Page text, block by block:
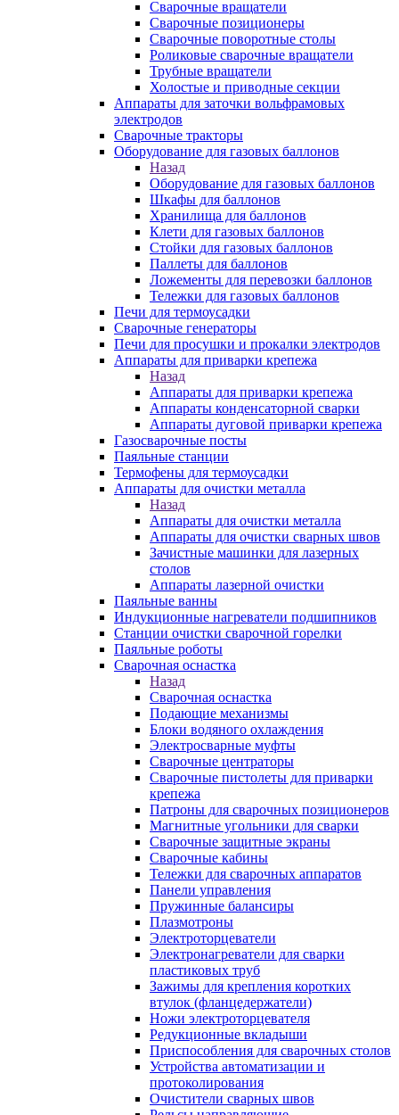
Сварочные вращатели
Сварочные позиционеры
Сварочные поворотные столы
Роликовые сварочные вращатели
Трубные вращатели
Холостые и приводные секции
Аппараты для заточки вольфрамовых
электродов
Сварочные тракторы
Оборудование для газовых баллонов
Назад
Оборудование для газовых баллонов
Шкафы для баллонов
Хранилища для баллонов
Клети для газовых баллонов
Стойки для газовых баллонов
Паллеты для баллонов
Ложементы для перевозки баллонов
Тележки для газовых баллонов
Печи для термоусадки
Сварочные генераторы
Печи для просушки и прокалки электродов
Аппараты для приварки крепежа
Назад
Аппараты для приварки крепежа
Аппараты конденсаторной сварки
Аппараты дуговой приварки крепежа
Газосварочные посты
Паяльные станции
Термофены для термоусадки
Аппараты для очистки металла
Назад
Аппараты для очистки металла
Аппараты для очистки сварных швов
Зачистные машинки для лазерных
столов
Аппараты лазерной очистки
Паяльные ванны
Индукционные нагреватели подшипников
Станции очистки сварочной горелки
Паяльные роботы
Сварочная оснастка
Назад
Сварочная оснастка
Подающие механизмы
Блоки водяного охлаждения
Электросварные муфты
Сварочные центраторы
Сварочные пистолеты для приварки
крепежа
Патроны для сварочных позиционеров
Магнитные угольники для сварки
Сварочные защитные экраны
Сварочные кабины
Тележки для сварочных аппаратов
Панели управления
Пружинные балансиры
Плазмотроны
Электроторцеватели
Электронагреватели для сварки
пластиковых труб
Зажимы для крепления коротких
втулок (фланцедержатели)
Ножи электроторцевателя
Редукционные вкладыши
Приспособления для сварочных столов
Устройства автоматизации и
протоколирования
Очистители сварных швов